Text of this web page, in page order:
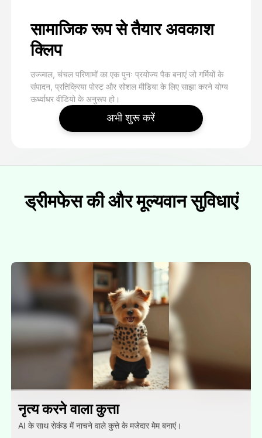
सामाजिक रूप से तैयार अवकाश
क्लिप
उज्ज्वल, चंचल परिणामों का एक पुनः प्रयोज्य पैक बनाएं जो गर्मियों के
संपादन, प्रतिक्रिया पोस्ट और सोशल मीडिया के लिए साझा करने योग्य
ऊर्ध्वाधर वीडियो के अनुरूप हो।
अभी शुरू करें
ड्रीमफेस की और मूल्यवान सुविधाएं
नृत्य करने वाला कुत्ता
AI के साथ सेकंड में नाचने वाले कुत्ते के मजेदार मेम बनाएं।